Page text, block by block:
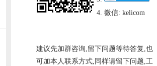
微信: kelicom
建议先加群咨询,留下问题等待答复,也
可加本人联系方式,同样请留下问题,工